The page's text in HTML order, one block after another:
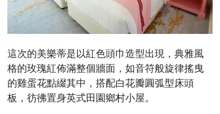
這次的美樂蒂是以紅色頭巾造型出現，典雅風
格的玫瑰紅佈滿整個牆面，如音符般旋律搖曳
的雞蛋花點綴其中，搭配白花瓣圓弧型床頭
板，彷彿置身英式田園鄉村小屋。